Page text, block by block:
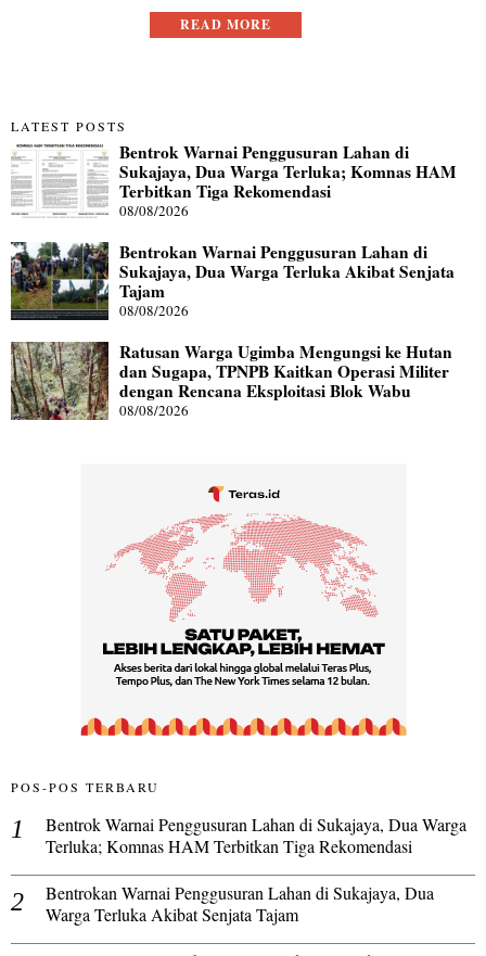
READ MORE
LATEST POSTS
Bentrok Warnai Penggusuran Lahan di
Sukajaya, Dua Warga Terluka; Komnas HAM
Terbitkan Tiga Rekomendasi
08/08/2026
Bentrokan Warnai Penggusuran Lahan di
Sukajaya, Dua Warga Terluka Akibat Senjata
Tajam
08/08/2026
Ratusan Warga Ugimba Mengungsi ke Hutan
dan Sugapa, TPNPB Kaitkan Operasi Militer
dengan Rencana Eksploitasi Blok Wabu
08/08/2026
POS-POS TERBARU
Bentrok Warnai Penggusuran Lahan di Sukajaya, Dua Warga
Terluka; Komnas HAM Terbitkan Tiga Rekomendasi
Bentrokan Warnai Penggusuran Lahan di Sukajaya, Dua
Warga Terluka Akibat Senjata Tajam